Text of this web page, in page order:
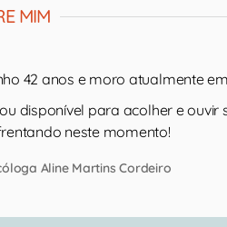
MIM
42 anos e moro atualmente
disponível para acolher e
neste momento!
Aline Martins Cordeiro